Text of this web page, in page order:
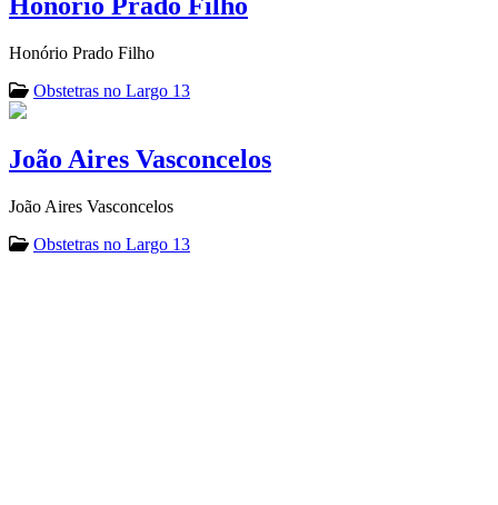
Honório Prado Filho
Obstetras no Largo 13
João Aires Vasconcelos
João Aires Vasconcelos
Obstetras no Largo 13